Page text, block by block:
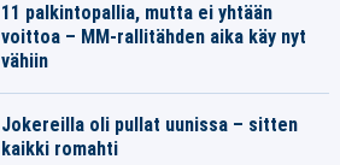
11 palkintopallia, mutta ei yhtään
voittoa – MM-rallitähden aika käy nyt
vähiin
Jokereilla oli pullat uunissa – sitten
kaikki romahti